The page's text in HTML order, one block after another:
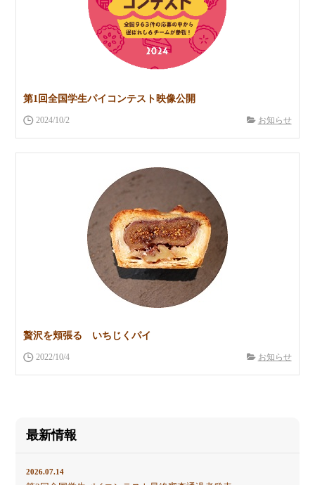
第1回全国学生パイコンテスト映像公開
2024/10/2 お知らせ
贅沢を頬張る いちじくパイ
2022/10/4 お知らせ
最新情報
2026.07.14